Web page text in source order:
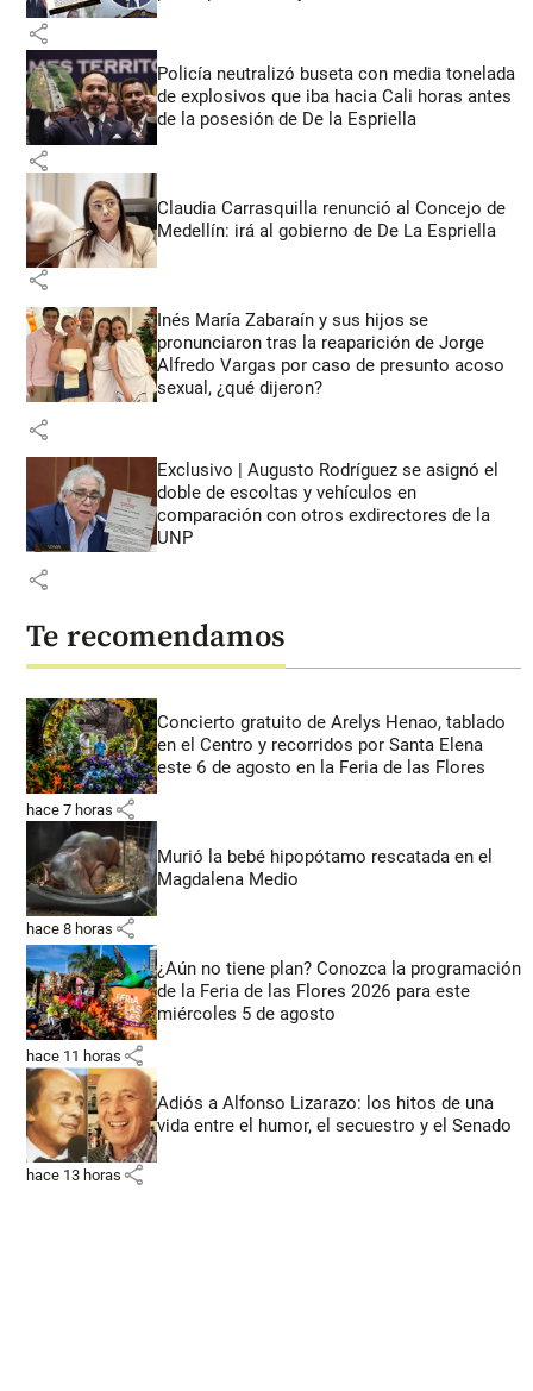
share
Policía neutralizó buseta con media tonelada
de explosivos que iba hacia Cali horas antes
de la posesión de De la Espriella
share
Claudia Carrasquilla renunció al Concejo de
Medellín: irá al gobierno de De La Espriella
share
Inés María Zabaraín y sus hijos se
pronunciaron tras la reaparición de Jorge
Alfredo Vargas por caso de presunto acoso
sexual, ¿qué dijeron?
share
Exclusivo | Augusto Rodríguez se asignó el
doble de escoltas y vehículos en
comparación con otros exdirectores de la
UNP
share
Te recomendamos
Concierto gratuito de Arelys Henao, tablado
en el Centro y recorridos por Santa Elena
este 6 de agosto en la Feria de las Flores
hace 7 horas share
Murió la bebé hipopótamo rescatada en el
Magdalena Medio
hace 8 horas share
¿Aún no tiene plan? Conozca la programación
de la Feria de las Flores 2026 para este
miércoles 5 de agosto
hace 11 horas share
Adiós a Alfonso Lizarazo: los hitos de una
vida entre el humor, el secuestro y el Senado
hace 13 horas share